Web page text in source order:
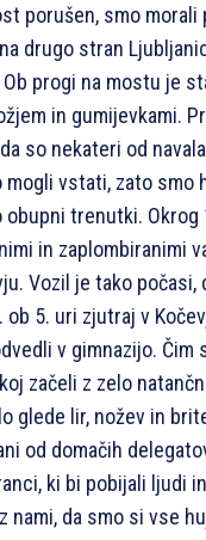
porušen, smo
drugo stran
progi na mostu je
in gumijevkami.
so nekateri od
mogli vstati, zato smo
obupni trenutki. Okrog
in zaplombiranimi
Vozil je tako počasi,
ob 5. uri zjutraj v
v gimnazijo. Čim
začeli z zelo
glede lir, nožev in
od domačih
ki bi pobijali ljudi
nami, da smo si vse